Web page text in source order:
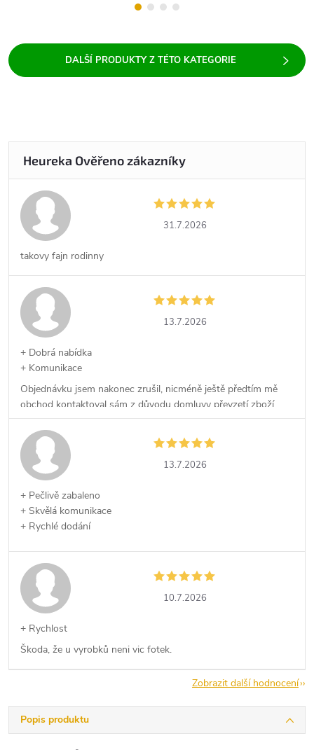
31.7.2026
takovy fajn rodinny
13.7.2026
+ Dobrá nabídka
+ Komunikace
Objednávku jsem nakonec zrušil, nicméně ještě předtím mě
obchod kontaktoval sám z důvodu domluvy převzetí zboží,
což kvituji.
13.7.2026
+ Pečlivě zabaleno
+ Skvělá komunikace
+ Rychlé dodání
10.7.2026
+ Rychlost
Škoda, že u vyrobků neni vic fotek.
Zobrazit další hodnocení
Popis produktu